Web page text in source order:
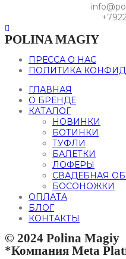
POLINA MAGIY
ПРЕССА О НАС
ПОЛИТИКА
ГЛАВНАЯ
О БРЕНДЕ
КАТАЛОГ
НОВИНКИ
БОТИНКИ
ТУФЛИ
БАЛЕТКИ
ЛОФЕРЫ
СВАДЕБНАЯ
БОСОНОЖКИ
ОПЛАТА
БЛОГ
КОНТАКТЫ
© 2024 Polina Magiy
*Компания Meta